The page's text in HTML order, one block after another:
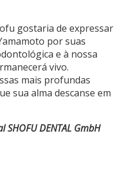
gostaria de expressar
por suas
e à nossa
vivo.
mais profundas
sua alma descanse em
DENTAL GmbH